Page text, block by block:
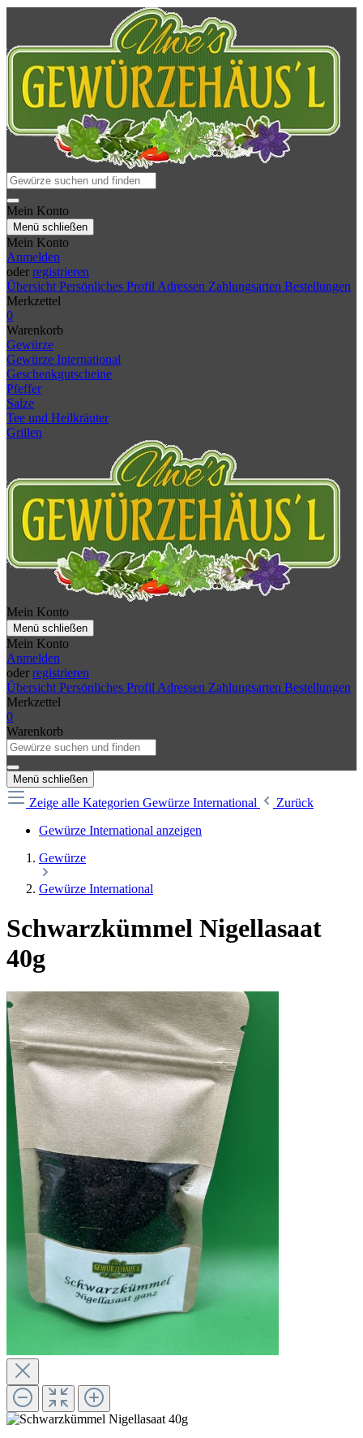
Mein Konto
Menü schließen
Mein Konto
Anmelden
oder registrieren
Übersicht Persönliches Profil Adressen Zahlungsarten Bestellungen
Merkzettel
0
Warenkorb
Gewürze
Gewürze International
Geschenkgutscheine
Pfeffer
Salze
Tee und Heilkräuter
Grillen
Mein Konto
Menü schließen
Mein Konto
Anmelden
oder registrieren
Übersicht Persönliches Profil Adressen Zahlungsarten Bestellungen
Merkzettel
0
Warenkorb
Menü schließen
Zeige alle Kategorien Gewürze International
Zurück
Gewürze International anzeigen
Gewürze
Gewürze International
Schwarzkümmel Nigellasaat
40g